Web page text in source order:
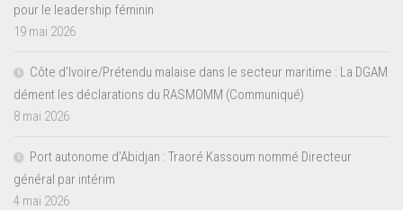
pour le leadership féminin
19 mai 2026
Côte d’Ivoire/Prétendu malaise dans le secteur maritime : La DGAM
dément les déclarations du RASMOMM (Communiqué)
8 mai 2026
Port autonome d’Abidjan : Traoré Kassoum nommé Directeur
général par intérim
4 mai 2026